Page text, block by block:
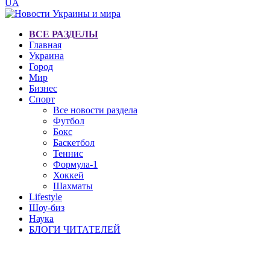
UA
ВСЕ РАЗДЕЛЫ
Главная
Украина
Город
Мир
Бизнес
Спорт
Все новости раздела
Футбол
Бокс
Баскетбол
Теннис
Формула-1
Хоккей
Шахматы
Lifestyle
Шоу-биз
Наука
БЛОГИ ЧИТАТЕЛЕЙ